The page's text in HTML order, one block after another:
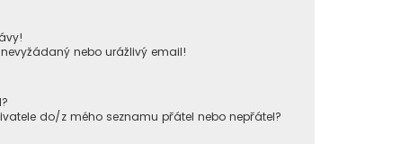
nebo urážlivý email!
do/z mého seznamu přátel nebo nepřátel?